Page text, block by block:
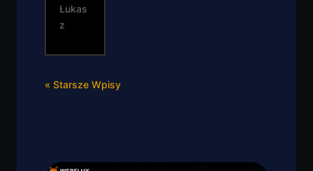
Łukas
z
« Starsze Wpisy